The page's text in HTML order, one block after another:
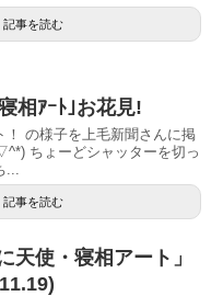
記事を読む
相ｱｰﾄ｣お花見!
！ の様子を上毛新聞さんに掲
ちょーどシャッターを切っ
記事を読む
天使・寝相アート」